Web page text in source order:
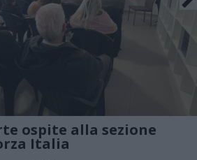
ospite alla sezione
Italia